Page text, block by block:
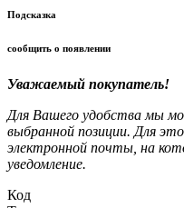
Подсказка
сообщить о появлении
Уважаемый покупатель!
Для Вашего удобства мы
выбранной позиции. Для
электронной почты, на
уведомление.
Код